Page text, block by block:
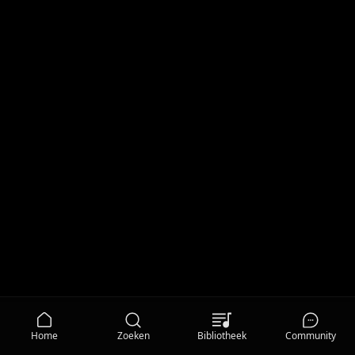
Home Zoeken Bibliotheek Community